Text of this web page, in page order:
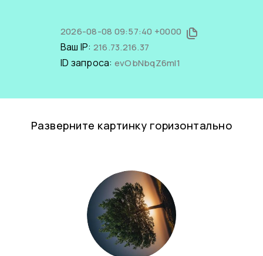
2026-08-08 09:57:40 +0000
Ваш IP: 216.73.216.37
ID запроса: evObNbqZ6mI1
Разверните картинку горизонтально